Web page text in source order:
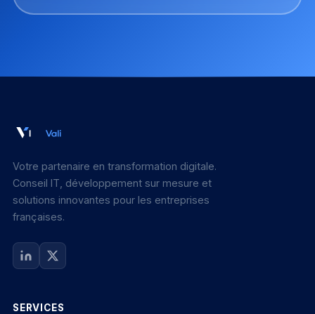
Votre partenaire en transformation digitale.
Conseil IT, développement sur mesure et
solutions innovantes pour les entreprises
françaises.
SERVICES